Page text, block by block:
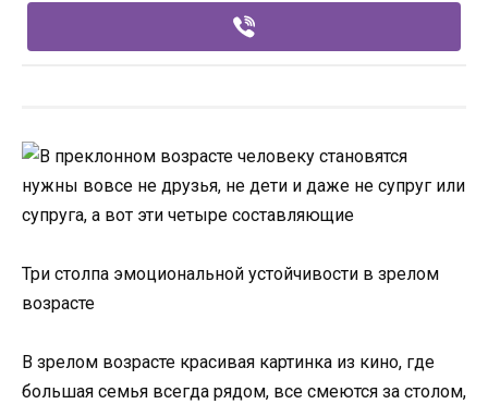
Три столпа эмоциональной устойчивости в зрелом
возрасте
В зрелом возрасте красивая картинка из кино, где
большая семья всегда рядом, все смеются за столом,